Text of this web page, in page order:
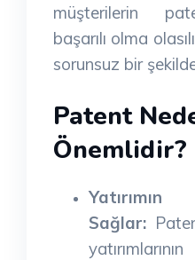
müşterilerin
başarılı olma
sorunsuz bir
Patent
Önemlidir?
Sağlar: